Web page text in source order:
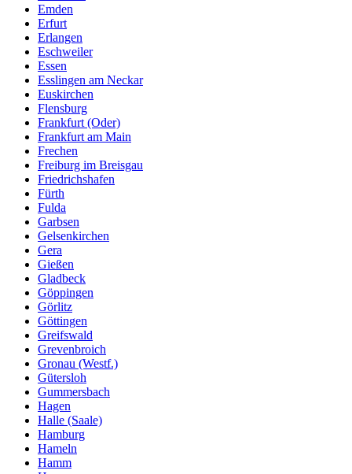
Emden
Erfurt
Erlangen
Eschweiler
Essen
Esslingen am Neckar
Euskirchen
Flensburg
Frankfurt (Oder)
Frankfurt am Main
Frechen
Freiburg im Breisgau
Friedrichshafen
Fürth
Fulda
Garbsen
Gelsenkirchen
Gera
Gießen
Gladbeck
Göppingen
Görlitz
Göttingen
Greifswald
Grevenbroich
Gronau (Westf.)
Gütersloh
Gummersbach
Hagen
Halle (Saale)
Hamburg
Hameln
Hamm